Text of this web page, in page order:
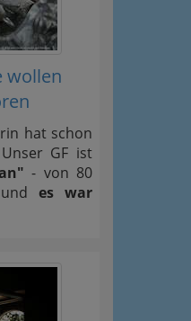
wollen
hat schon
GF ist
- von 80
undes war